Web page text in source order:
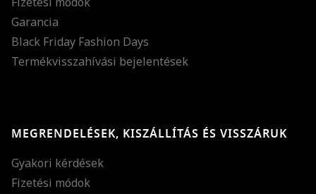
Garancia
Black Friday Fashion Days
Termékvisszahívási bejelentések
MEGRENDELÉSEK, KISZÁLLÍTÁS ÉS VISSZÁRUK
Gyakori kérdések
Fizetési módok